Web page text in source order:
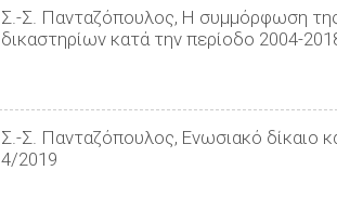
Σ.-Σ. Πανταζόπουλος, Η συμμόρφωση της
δικαστηρίων κατά την περίοδο 2004-
Σ.-Σ. Πανταζόπουλος, Ενωσιακό δίκαιο
4/2019